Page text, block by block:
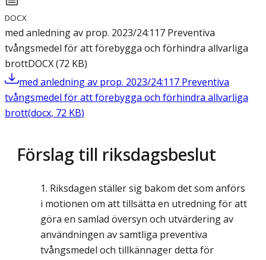
DOCX
med anledning av prop. 2023/24:117 Preventiva
tvångsmedel för att förebygga och förhindra allvarliga
brottDOCX(72 KB)
med anledning av prop. 2023/24:117 Preventiva
tvångsmedel för att förebygga och förhindra allvarliga
brott(docx, 72 KB)
Förslag till riksdagsbeslut
Riksdagen ställer sig bakom det som anförs
i motionen om att tillsätta en utredning för att
göra en samlad översyn och utvärdering av
användningen av samtliga preventiva
tvångsmedel och tillkännager detta för